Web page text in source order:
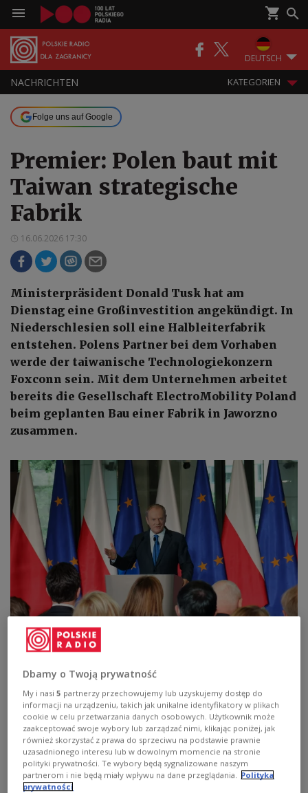
DEUTSCH
NACHRICHTEN KATEGORIEN
Folge uns auf Google
Premier: Polen baut mit
Taiwan strategische
Fabrik
16.06.2026 17:30
Ministerpräsident Donald Tusk hat am
Dienstag eine Großinvestition angekündigt. In
Niederschlesien soll eine Halbleiterfabrik
entstehen. Polens Partner bei dem Vorhaben
werde der taiwanische Technologiekonzern
Foxconn sein. Mit dem Unternehmen arbeitet
bereits die Gesellschaft ElectroMobility Poland
beim geplanten Bau einer Fabrik in Jaworzno
zusammen.
in Jaworzno ein großes Zentrum aufbauen, das in das gesamte Industrie-
und Technologieökosystem der Stadt und der Region eingebunden sein
wird. Geplant sind Fahrzeuge, voraussichtlich drei Modelle der
Mittelklasse, darunter SUVs“, kündigte Tusk an.
PAP/Albert Zawada
Die Gespräche mit den taiwanischen Partnern
seien nach Angaben des Regierungschefs
fortgeschrittenen und sollen im Herbst
abgeschlossen werden. „Gemeinsam mit den
Dbamy o Twoją prywatność
My i nasi5 partnerzy przechowujemy lub uzyskujemy dostęp do
informacji na urządzeniu, takich jak unikalne identyfikatory w plikach
cookie w celu przetwarzania danych osobowych. Użytkownik może
zaakceptować swoje wybory lub zarządzać nimi, klikając poniżej, jak
również skorzystać z prawa do sprzeciwu na podstawie prawnie
uzasadnionego interesu lub w dowolnym momencie na stronie
polityki prywatności. Te wybory będą sygnalizowane naszym
partnerom i nie będą miały wpływu na dane przeglądania. Polityka
prywatności